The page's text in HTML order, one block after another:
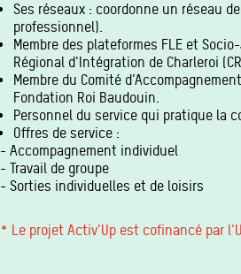
Ses réseaux : coordonne un réseau
professionnel).
Membre des plateformes FLE et
Régional d'Intégration de Charleroi
Membre du Comité
Fondation Roi Baudouin.
Personnel du service qui pratique la
Offres de service :
- Accompagnement individuel
- Travail de groupe
- Sorties individuelles et de loisirs
* Le projet Activ'Up est cofinancé par